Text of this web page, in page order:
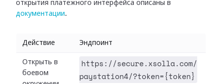
открытия платежного интерфейса описаны в
документации.
Действие Эндпоинт
Открыть в
боевом
https://secure.xsolla.com/
paystation4/?token={token}